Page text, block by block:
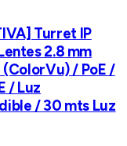
Turret IP
2.8 mm
/ PoE /
/ Luz
/ 30 mts Luz